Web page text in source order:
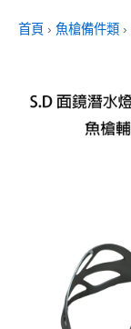
首頁 › 魚槍備件類 ›